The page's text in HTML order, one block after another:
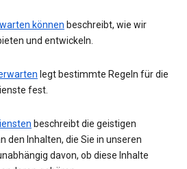
können beschreibt, wie wir
und entwickeln.
legt bestimmte Regeln für die
fest.
beschreibt die geistigen
den Inhalten, die Sie in unseren
davon, ob diese Inhalte